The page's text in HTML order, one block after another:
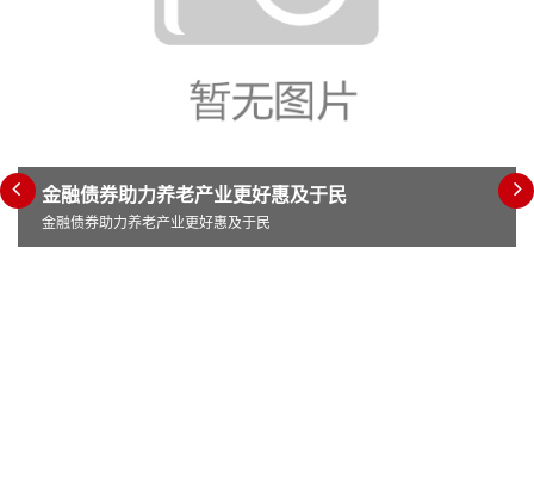
金融债券助力养老产业更好惠及于民
金融债券助力养老产业更好惠及于民